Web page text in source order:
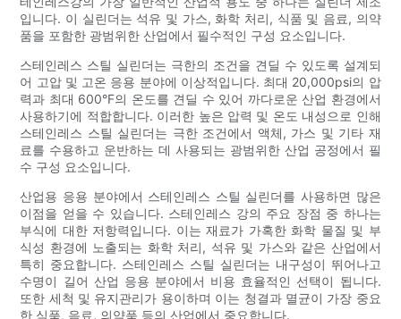
입니다. 이 실린더는 석유 및 가스, 화학 처리, 식품 및 음료, 의약
품을 포함한 광범위한 산업에서 필수적인 구성 요소입니다.
스테인레스 스틸 실린더는 극한의 조건을 견딜 수 있도록 설계되
어 고압 및 고온 응용 분야에 이상적입니다. 최대 20,000psi의 압
력과 최대 600°F의 온도를 견딜 수 있어 까다로운 산업 환경에서
사용하기에 적합합니다. 이러한 높은 압력 및 온도 내성으로 인해
스테인레스 스틸 실린더는 극한 조건에서 액체, 가스 및 기타 재
료를 수용하고 운반하는 데 사용되는 광범위한 산업 공정에서 필
수 구성 요소입니다.
산업용 응용 분야에서 스테인레스 스틸 실린더를 사용하면 많은
이점을 얻을 수 있습니다. 스테인레스 강의 주요 장점 중 하나는
부식에 대한 저항력입니다. 이는 재료가 가혹한 화학 물질 및 부
식성 환경에 노출되는 화학 처리, 석유 및 가스와 같은 산업에서
특히 중요합니다. 스테인레스 스틸 실린더는 내구성이 뛰어나고
수명이 길어 산업 응용 분야에서 비용 효율적인 선택이 됩니다.
또한 세척 및 유지관리가 용이하며 이는 청결과 멸균이 가장 중요
한 식품, 음료, 의약품 등의 산업에서 중요합니다.